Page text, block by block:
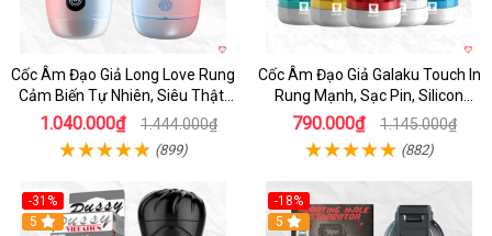
Cốc Âm Đạo Giả Long Love Rung
Cảm Biến Tự Nhiên, Siêu Thật,
Sướng
1.040.000₫ 1.444.000₫
(899)
Cốc Âm Đạo Giả Galaku Touch In
Rung Mạnh, Sạc Pin, Silicon
Mềm
790.000₫ 1.145.000₫
(882)
-31%
5
-18%
5